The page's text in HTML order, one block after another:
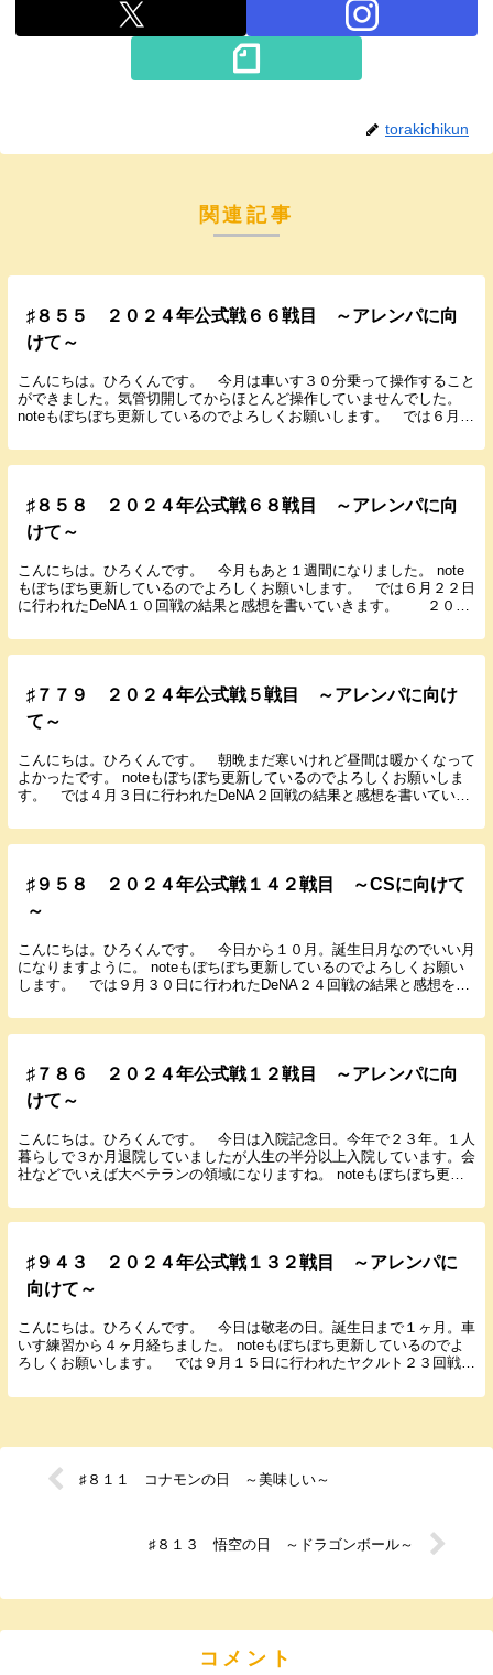
torakichikun
関連記事
♯８５５ ２０２４年公式戦６６戦目 ～アレンパに向
けて～
こんにちは。ひろくんです。 今月は車いす３０分乗って操作すること
ができました。気管切開してからほとんど操作していませんでした。
noteもぼちぼち更新しているのでよろしくお願いします。 では６月１
♯８５８ ２０２４年公式戦６８戦目 ～アレンパに向
けて～
こんにちは。ひろくんです。 今月もあと１週間になりました。 note
もぼちぼち更新しているのでよろしくお願いします。 では６月２２日
に行われたDeNA１０回戦の結果と感想を書いていきます。 ２０２
♯７７９ ２０２４年公式戦５戦目 ～アレンパに向け
て～
こんにちは。ひろくんです。 朝晩まだ寒いけれど昼間は暖かくなって
よかったです。 noteもぼちぼち更新しているのでよろしくお願いしま
す。 では４月３日に行われたDeNA２回戦の結果と感想を書いていき
♯９５８ ２０２４年公式戦１４２戦目 ～CSに向けて
～
こんにちは。ひろくんです。 今日から１０月。誕生日月なのでいい月
になりますように。 noteもぼちぼち更新しているのでよろしくお願い
します。 では９月３０日に行われたDeNA２４回戦の結果と感想を書
♯７８６ ２０２４年公式戦１２戦目 ～アレンパに向
けて～
こんにちは。ひろくんです。 今日は入院記念日。今年で２３年。１人
暮らしで３か月退院していましたが人生の半分以上入院しています。会
社などでいえば大ベテランの領域になりますね。 noteもぼちぼち更新
♯９４３ ２０２４年公式戦１３２戦目 ～アレンパに
向けて～
こんにちは。ひろくんです。 今日は敬老の日。誕生日まで１ヶ月。車
いす練習から４ヶ月経ちました。 noteもぼちぼち更新しているのでよ
ろしくお願いします。 では９月１５日に行われたヤクルト２３回戦の
♯８１１ コナモンの日 ～美味しい～
♯８１３ 悟空の日 ～ドラゴンボール～
コメント